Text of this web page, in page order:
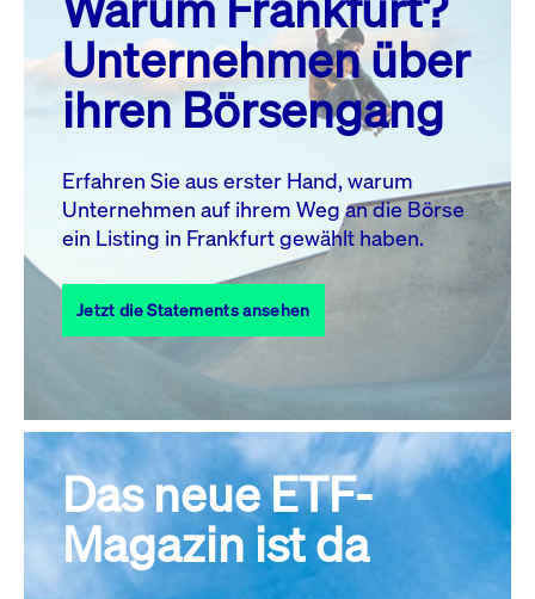
MO. DI. MI. DO. FR. SA. SO.
1
2
3
4 5 6 7 8
10 11 13 14
17
18 19 20 21 22
23
27 28
31
Alle Events
Unternehmen über
ihren Börsengang
Erfahren Sie aus erster Hand, warum
Unternehmen auf ihrem Weg an die Börse
ein Listing in Frankfurt gewählt haben.
Jetzt die Statements ansehen
Das neue ETF-
Magazin ist da